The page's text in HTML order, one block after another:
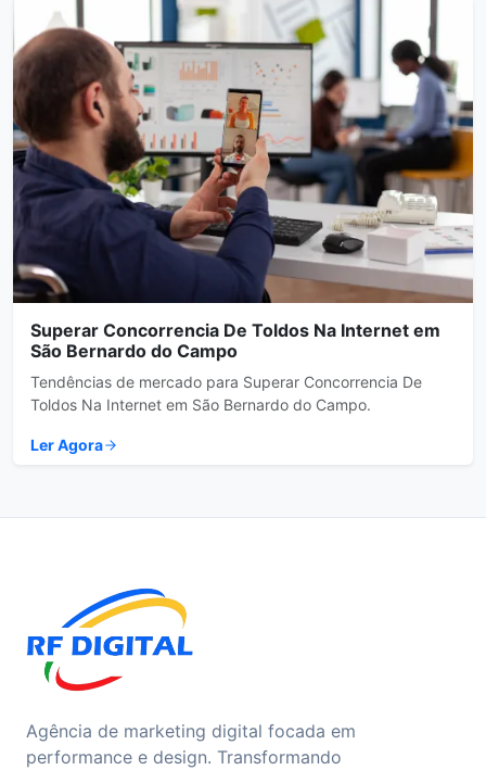
Superar Concorrencia De Toldos Na Internet em
São Bernardo do Campo
Tendências de mercado para Superar Concorrencia De
Toldos Na Internet em São Bernardo do Campo.
Ler Agora
Agência de marketing digital focada em
performance e design. Transformando